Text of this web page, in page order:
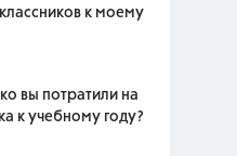
к моему
вы потратили на
к учебному году?